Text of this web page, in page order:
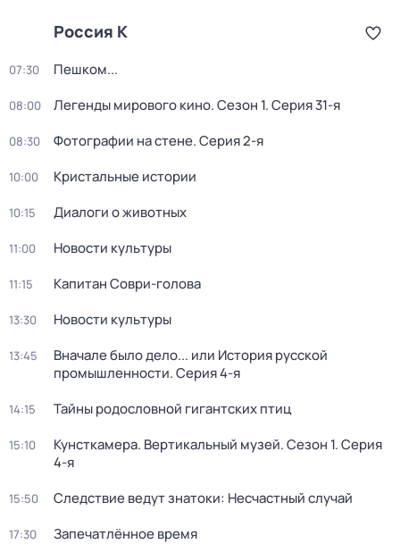
Россия К
07:30 Пешком...
08:00 Легенды мирового кино. Сезон 1. Серия 31-я
08:30 Фотографии на стене. Серия 2-я
10:00 Кристальные истории
10:15 Диалоги о животных
11:00 Новости культуры
11:15 Капитан Соври-голова
13:30 Новости культуры
13:45
Вначале было дело... или История русской
промышленности. Серия 4-я
14:15 Тайны родословной гигантских птиц
15:10 Кунсткамера. Вертикальный музей. Сезон 1. Серия
4-я
15:50 Следствие ведут знатоки: Несчастный случай
17:30 Запечатлённое время